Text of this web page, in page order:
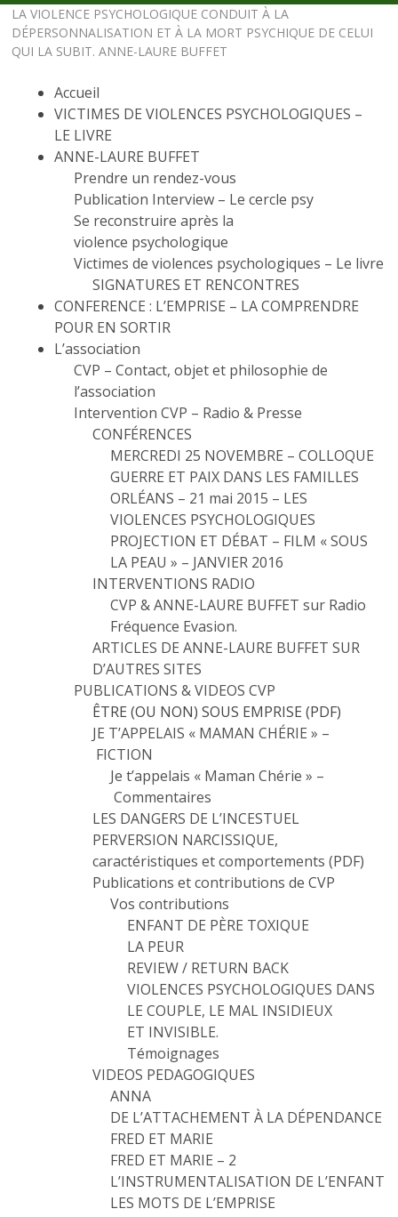
LA VIOLENCE PSYCHOLOGIQUE CONDUIT À LA
DÉPERSONNALISATION ET À LA MORT PSYCHIQUE DE CELUI
QUI LA SUBIT. ANNE-LAURE BUFFET
Accueil
VICTIMES DE VIOLENCES PSYCHOLOGIQUES –
LE LIVRE
ANNE-LAURE BUFFET
Prendre un rendez-vous
Publication Interview – Le cercle psy
Se reconstruire après la
violence psychologique
Victimes de violences psychologiques – Le livre
SIGNATURES ET RENCONTRES
CONFERENCE : L’EMPRISE – LA COMPRENDRE
POUR EN SORTIR
L’association
CVP – Contact, objet et philosophie de
l’association
Intervention CVP – Radio & Presse
CONFÉRENCES
MERCREDI 25 NOVEMBRE – COLLOQUE
GUERRE ET PAIX DANS LES FAMILLES
ORLÉANS – 21 mai 2015 – LES
VIOLENCES PSYCHOLOGIQUES
PROJECTION ET DÉBAT – FILM « SOUS
LA PEAU » – JANVIER 2016
INTERVENTIONS RADIO
CVP & ANNE-LAURE BUFFET sur Radio
Fréquence Evasion.
ARTICLES DE ANNE-LAURE BUFFET SUR
D’AUTRES SITES
PUBLICATIONS & VIDEOS CVP
ÊTRE (OU NON) SOUS EMPRISE (PDF)
JE T’APPELAIS « MAMAN CHÉRIE » –
FICTION
Je t’appelais « Maman Chérie » –
Commentaires
LES DANGERS DE L’INCESTUEL
PERVERSION NARCISSIQUE,
caractéristiques et comportements (PDF)
Publications et contributions de CVP
Vos contributions
ENFANT DE PÈRE TOXIQUE
LA PEUR
REVIEW / RETURN BACK
VIOLENCES PSYCHOLOGIQUES DANS
LE COUPLE, LE MAL INSIDIEUX
ET INVISIBLE.
Témoignages
VIDEOS PEDAGOGIQUES
ANNA
DE L’ATTACHEMENT À LA DÉPENDANCE
FRED ET MARIE
FRED ET MARIE – 2
L’INSTRUMENTALISATION DE L’ENFANT
LES MOTS DE L’EMPRISE